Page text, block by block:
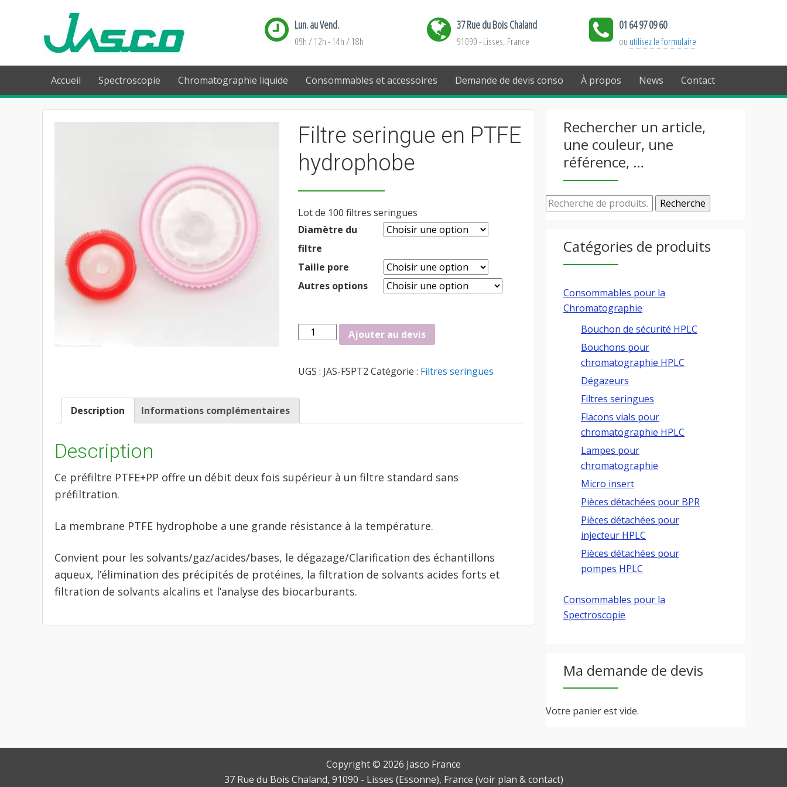
Lun. au Vend.
09h / 12h - 14h / 18h
37 Rue du Bois Chaland
91090 - Lisses, France
01 64 97 09 60
ou utilisez le formulaire
Accueil Spectroscopie Chromatographie liquide Consommables et accessoires Demande de devis conso À propos News Contact
Filtre seringue en PTFE
hydrophobe
Lot de 100 filtres seringues
Diamètre du
filtre
Taille pore
Autres options
quantité
seringue
hydrophobe
Ajouter au devis
UGS : JAS-FSPT2 Catégorie : Filtres seringues
Description Informations complémentaires
Description
Ce préfiltre PTFE+PP offre un débit deux fois supérieur à un filtre standard sans
préfiltration.
La membrane PTFE hydrophobe a une grande résistance à la température.
Convient pour les solvants/gaz/acides/bases, le dégazage/Clarification des échantillons
aqueux, l’élimination des précipités de protéines, la filtration de solvants acides forts et
filtration de solvants alcalins et l’analyse des biocarburants.
Rechercher un article,
une couleur, une
référence, …
Recherche
Catégories de produits
Consommables pour la
Chromatographie
Bouchon de sécurité HPLC
Bouchons pour
chromatographie HPLC
Dégazeurs
Filtres seringues
Flacons vials pour
chromatographie HPLC
Lampes pour
chromatographie
Micro insert
Pièces détachées pour BPR
Pièces détachées pour
injecteur HPLC
Pièces détachées pour
pompes HPLC
Consommables pour la
Spectroscopie
Ma demande de devis
Votre panier est vide.
Copyright © 2026 Jasco France
37 Rue du Bois Chaland, 91090 - Lisses (Essonne), France (voir plan & contact)